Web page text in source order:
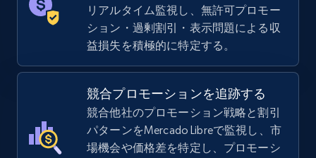
5.6K+ 875+ 今すぐ始める
TikTok Shop
URL, Title, Available, Description, Currency, Initial
price, Final price, Discount percent, and more.
リアルタイム監視し、無許可プロモー
ション・過剰割引・表示問題による収
益損失を積極的に特定する。
競合プロモーションを追跡する
競合他社のプロモーション戦略と割引
パターンをMercado Libreで監視し、市
場機会や価格差を特定し、プロモーシ